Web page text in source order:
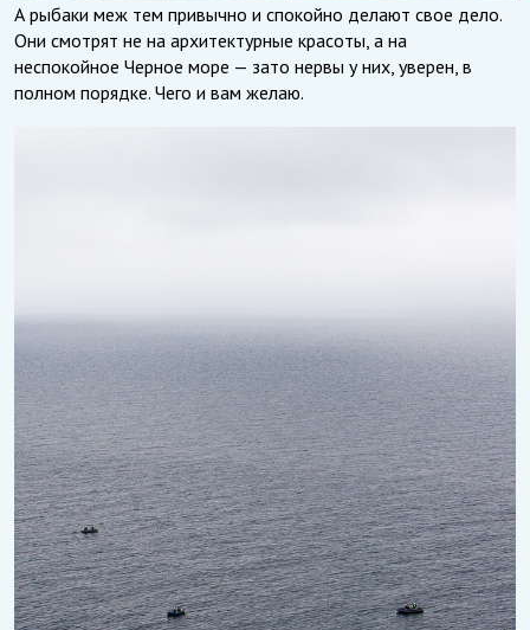
А рыбаки меж тем привычно и спокойно делают свое дело.
Они смотрят не на архитектурные красоты, а на
неспокойное Черное море — зато нервы у них, уверен, в
полном порядке. Чего и вам желаю.